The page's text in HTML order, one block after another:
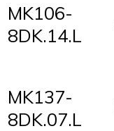
MK106-
8DK.14.L
MK137-
8DK.07.L